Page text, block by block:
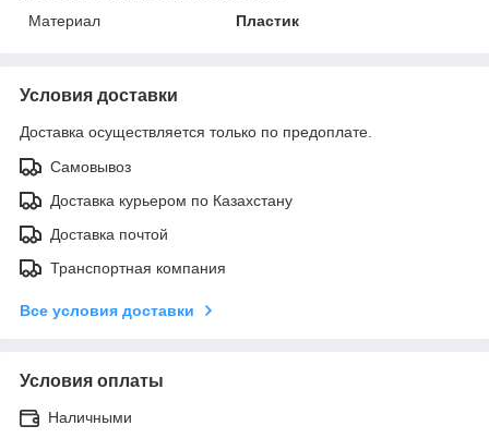
Материал
Пластик
Условия доставки
Доставка осуществляется только по предоплате.
Самовывоз
Доставка курьером по Казахстану
Доставка почтой
Транспортная компания
Все условия доставки
Условия оплаты
Наличными